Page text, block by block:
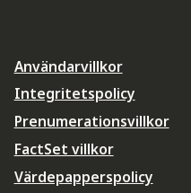
Användarvillkor
Integritetspolicy
Prenumerationsvillkor
FactSet villkor
Värdepapperspolicy